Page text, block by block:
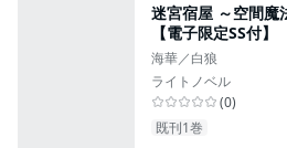
迷宮宿屋 ～空間魔
【電子限定SS付】
海華／白狼
ライトノベル
(0)
既刊1巻